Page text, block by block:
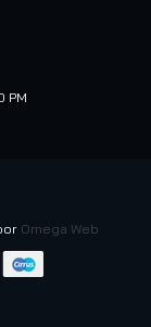
PM
Omega Web